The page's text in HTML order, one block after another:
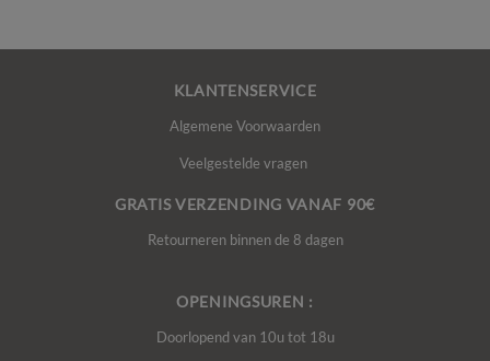
KLANTENSERVICE
Algemene Voorwaarden
Veelgestelde vragen
GRATIS VERZENDING VANAF 90€
Retourneren binnen de 8 dagen
OPENINGSUREN :
Doorlopend van 10u tot 18u